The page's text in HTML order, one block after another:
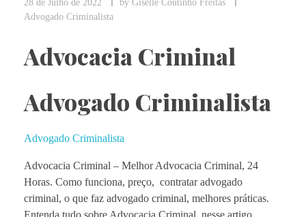
Advogado Criminalista
Advocacia Criminal
Advogado Criminalista
Advogado Criminalista
Advocacia Criminal – MelhorAdvocacia Criminal, 24
Horas. Como funciona, preço, contratar advogado
criminal, o que faz advogado criminal, melhores práticas.
Entenda tudo sobre Advocacia Criminal, nesse artigo